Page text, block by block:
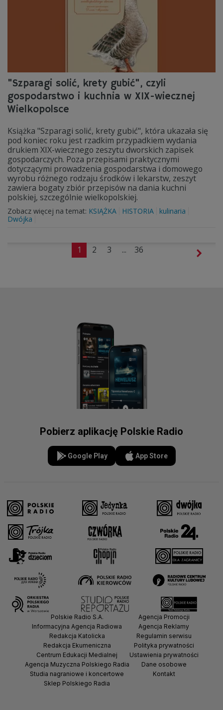
"Szparagi solić, krety gubić", czyli
gospodarstwo i kuchnia w XIX-wiecznej
Wielkopolsce
Książka "Szparagi solić, krety gubić", która ukazała się
pod koniec roku jest rzadkim przypadkiem wydania
drukiem XIX-wiecznego zeszytu dworskich zapisek
gospodarczych. Poza przepisami praktycznymi
dotyczącymi prowadzenia gospodarstwa i domowego
wyrobu różnego rodzaju środków i lekarstw, zeszyt
zawiera bogaty zbiór przepisów na dania kuchni
polskiej, szczególnie wielkopolskiej.
Zobacz więcej na temat: KSIĄŻKA HISTORIA
kulinaria
Dwójka
1 2 3 ... 36
Pobierz aplikację Polskie Radio
Google Play App Store
Polskie Radio S.A.
Informacyjna Agencja Radiowa
Redakcja Katolicka
Redakcja Ekumeniczna
Centrum Edukacji Medialnej
Agencja Muzyczna Polskiego Radia
Studia nagraniowe i koncertowe
Sklep Polskiego Radia
Agencja Promocji
Agencja Reklamy
Regulamin serwisu
Polityka prywatności
Ustawienia prywatności
Dane osobowe
Kontakt